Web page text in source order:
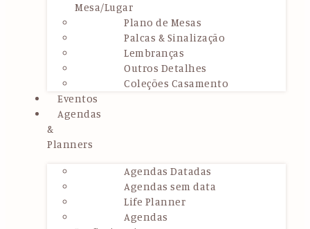
Mesa/Lugar
Plano de Mesas
Palcas & Sinalização
Lembranças
Outros Detalhes
Coleções Casamento
Eventos
Agendas
&
Planners
Agendas Datadas
Agendas sem data
Life Planner
Agendas